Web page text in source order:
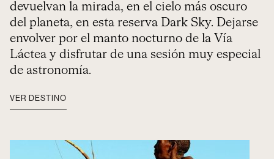
devuelvan la mirada, en el cielo más oscuro
del planeta, en esta reserva Dark Sky. Dejarse
envolver por el manto nocturno de la Vía
Láctea y disfrutar de una sesión muy especial
de astronomía.
VER DESTINO